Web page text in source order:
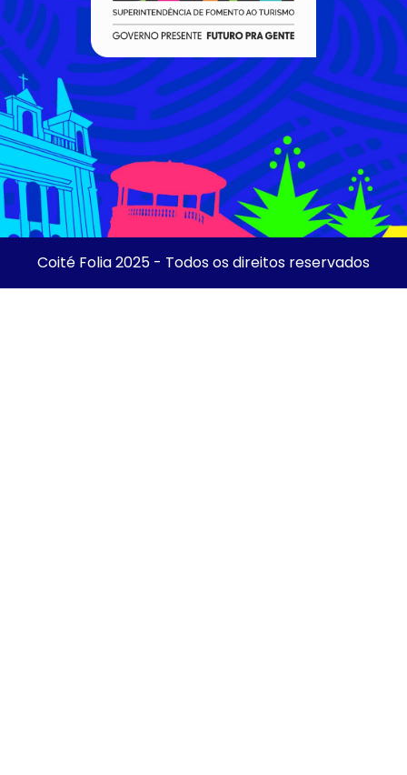
Coité Folia 2025 - Todos os direitos reservados